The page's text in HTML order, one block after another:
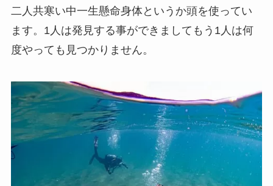
二人共寒い中一生懸命身体というか頭を使ってい
ます。1人は発見する事ができましてもう1人は何
度やっても見つかりません。